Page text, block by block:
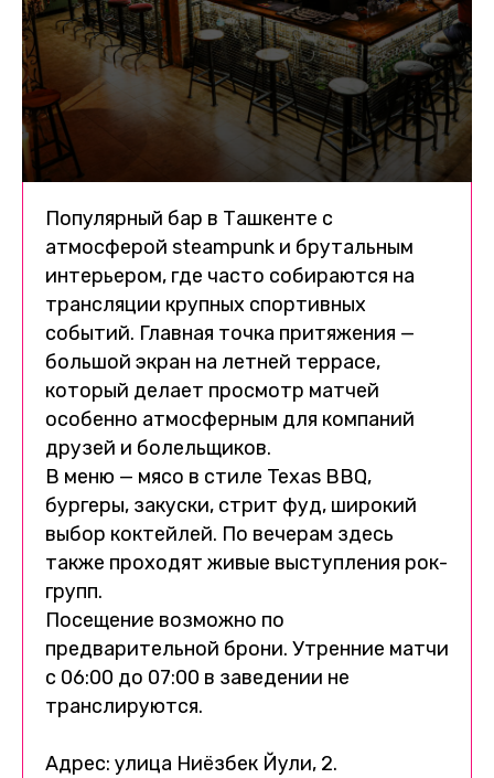
Популярный бар в Ташкенте с
атмосферой steampunk и брутальным
интерьером, где часто собираются на
трансляции крупных спортивных
событий. Главная точка притяжения —
большой экран на летней террасе,
который делает просмотр матчей
особенно атмосферным для компаний
друзей и болельщиков.
В меню — мясо в стиле Texas BBQ,
бургеры, закуски, стрит фуд, широкий
выбор коктейлей. По вечерам здесь
также проходят живые выступления рок-
групп.
Посещение возможно по
предварительной брони. Утренние матчи
с 06:00 до 07:00 в заведении не
транслируются.
Адрес: улица Ниёзбек Йули, 2.